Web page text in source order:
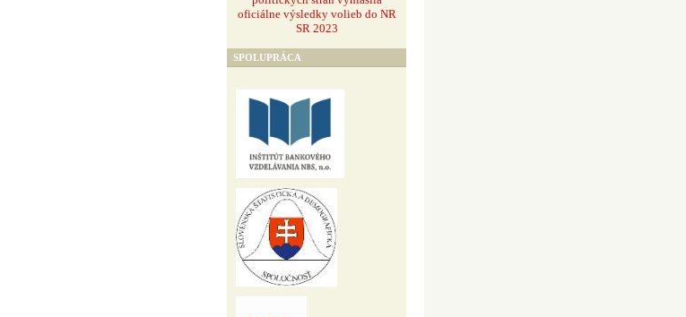
oficiálne výsledky volieb do NR
SR 2023
SPOLUPRÁCA